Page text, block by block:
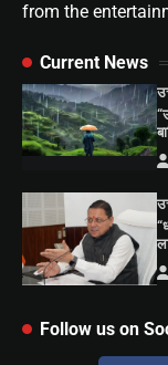
from the
Current News
Follow us on